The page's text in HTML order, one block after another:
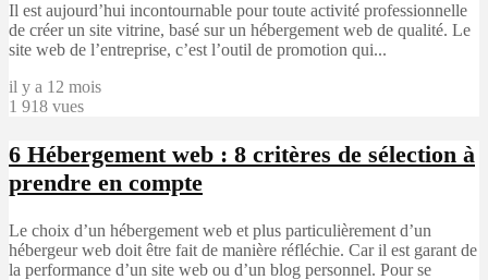
Il est aujourd’hui incontournable pour toute activité professionnelle
de créer un site vitrine, basé sur un hébergement web de qualité. Le
site web de l’entreprise, c’est l’outil de promotion qui...
il y a 12 mois
1 918 vues
6 Hébergement web : 8 critères de sélection à
prendre en compte
Le choix d’un hébergement web et plus particulièrement d’un
hébergeur web doit être fait de manière réfléchie. Car il est garant de
la performance d’un site web ou d’un blog personnel. Pour se